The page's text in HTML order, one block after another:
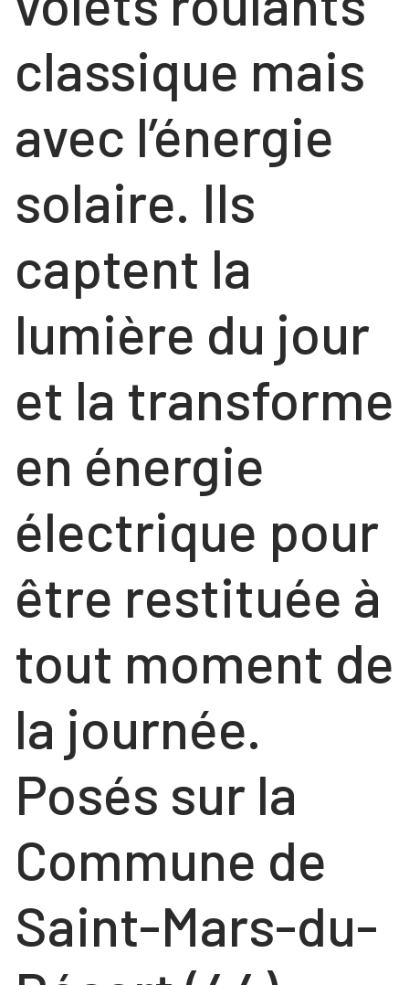
classique mais
avec l’énergie
solaire. Ils
captent la
lumière du jour
et la transforme
en énergie
électrique pour
être restituée à
tout moment de
la journée.
Posés sur la
Commune de
Saint-Mars-du-